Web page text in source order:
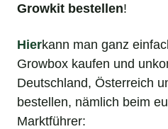
Growkit bestellen!
Hierkann man ganz
Growbox kaufen und
Deutschland, Österreich
bestellen, nämlich beim
Marktführer: